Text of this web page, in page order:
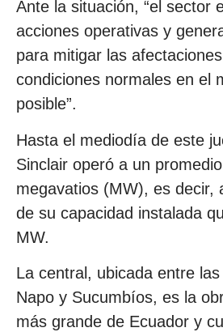
Ante la situación, “el sector
acciones operativas y
para mitigar las
condiciones normales en el
posible”.
Hasta el mediodía de este
Sinclair operó a un
megavatios (MW), es decir,
de su capacidad instalada
MW.
La central, ubicada entre
Napo y Sucumbíos, es la
más grande de Ecuador y